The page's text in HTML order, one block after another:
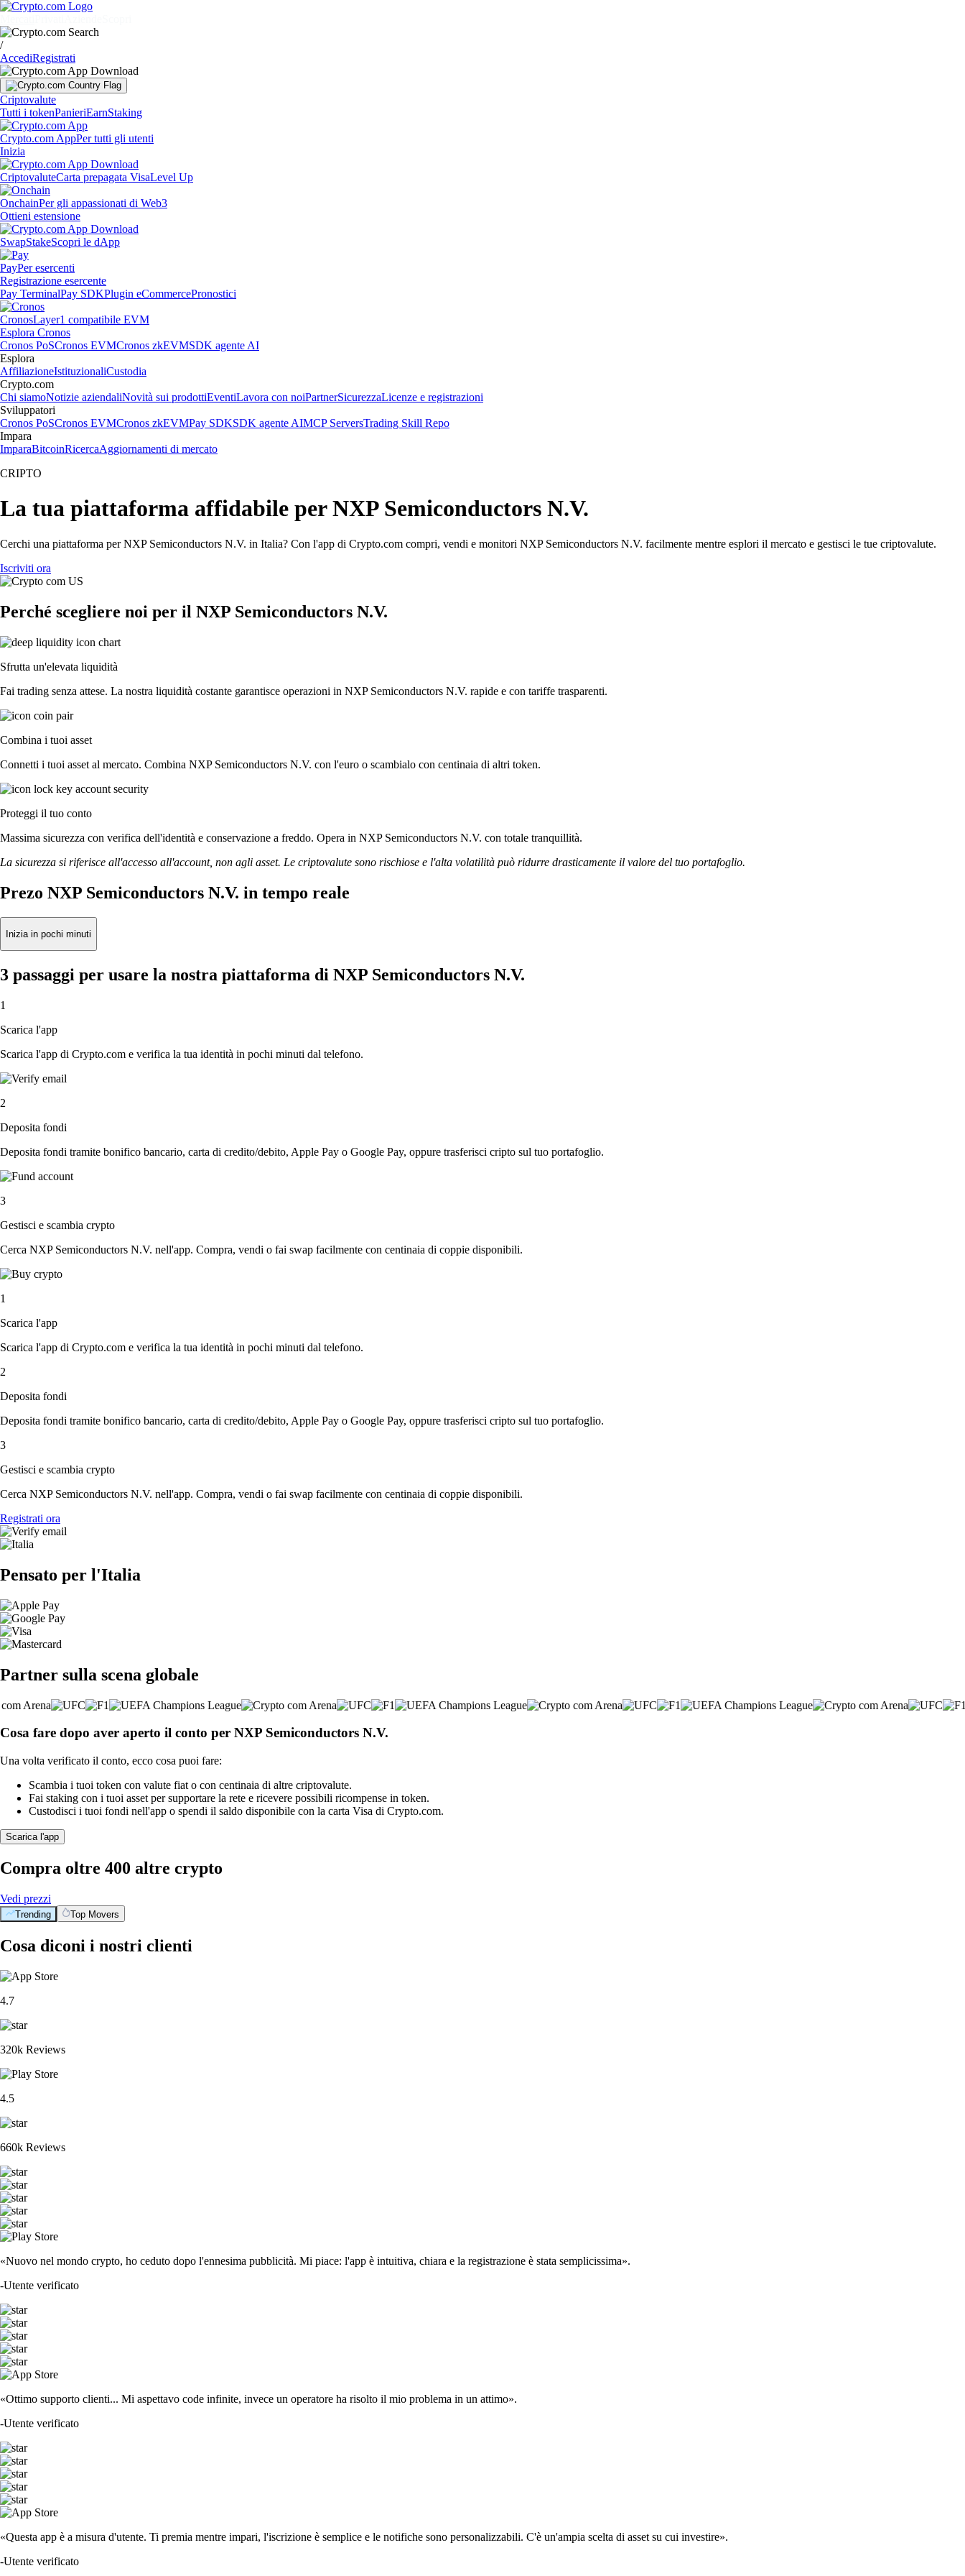
/
AccediRegistrati
Criptovalute
Tutti i tokenPanieriEarnStaking
Crypto.com AppPer tutti gli utenti
Inizia
CriptovaluteCarta prepagata VisaLevel Up
OnchainPer gli appassionati di Web3
Ottieni estensione
SwapStakeScopri le dApp
PayPer esercenti
Registrazione esercente
Pay TerminalPay SDKPlugin eCommercePronostici
CronosLayer1 compatibile EVM
Esplora Cronos
Cronos PoSCronos EVMCronos zkEVMSDK agente AI
Esplora
AffiliazioneIstituzionaliCustodia
Crypto.com
Chi siamoNotizie aziendaliNovità sui prodottiEventiLavora con noiPartnerSicurezzaLicenze e registrazioni
Sviluppatori
Cronos PoSCronos EVMCronos zkEVMPay SDKSDK agente AIMCP ServersTrading Skill Repo
Impara
ImparaBitcoinRicercaAggiornamenti di mercato
CRIPTO
La tua piattaforma affidabile per NXP Semiconductors N.V.
Cerchi una piattaforma per NXP Semiconductors N.V. in Italia? Con l'app di Crypto.com compri, vendi e monitori NXP Semiconductors N.V. facilmente mentre esplori il mercato e gestisci le tue criptovalute.
Iscriviti ora
Perché scegliere noi per il NXP Semiconductors N.V.
Sfrutta un'elevata liquidità
Fai trading senza attese. La nostra liquidità costante garantisce operazioni in NXP Semiconductors N.V. rapide e con tariffe trasparenti.
Combina i tuoi asset
Connetti i tuoi asset al mercato. Combina NXP Semiconductors N.V. con l'euro o scambialo con centinaia di altri token.
Proteggi il tuo conto
Massima sicurezza con verifica dell'identità e conservazione a freddo. Opera in NXP Semiconductors N.V. con totale tranquillità.
La sicurezza si riferisce all'accesso all'account, non agli asset. Le criptovalute sono rischiose e l'alta volatilità può ridurre drasticamente il valore del tuo portafoglio.
Prezo NXP Semiconductors N.V. in tempo reale
Inizia in pochi minuti
3 passaggi per usare la nostra piattaforma di NXP Semiconductors N.V.
1
Scarica l'app
Scarica l'app di Crypto.com e verifica la tua identità in pochi minuti dal telefono.
2
Deposita fondi
Deposita fondi tramite bonifico bancario, carta di credito/debito, Apple Pay o Google Pay, oppure trasferisci cripto sul tuo portafoglio.
3
Gestisci e scambia crypto
Cerca NXP Semiconductors N.V. nell'app. Compra, vendi o fai swap facilmente con centinaia di coppie disponibili.
1
Scarica l'app
Scarica l'app di Crypto.com e verifica la tua identità in pochi minuti dal telefono.
2
Deposita fondi
Deposita fondi tramite bonifico bancario, carta di credito/debito, Apple Pay o Google Pay, oppure trasferisci cripto sul tuo portafoglio.
3
Gestisci e scambia crypto
Cerca NXP Semiconductors N.V. nell'app. Compra, vendi o fai swap facilmente con centinaia di coppie disponibili.
Registrati ora
Pensato per l'Italia
Partner sulla scena globale
Cosa fare dopo aver aperto il conto per NXP Semiconductors N.V.
Una volta verificato il conto, ecco cosa puoi fare:
Scambia i tuoi token con valute fiat o con centinaia di altre criptovalute.
Fai staking con i tuoi asset per supportare la rete e ricevere possibili ricompense in token.
Custodisci i tuoi fondi nell'app o spendi il saldo disponibile con la carta Visa di Crypto.com.
Scarica l'app
Compra oltre 400 altre crypto
Vedi prezzi
Trending Top Movers
Cosa diconi i nostri clienti
4.7
320k Reviews
4.5
660k Reviews
«Nuovo nel mondo crypto, ho ceduto dopo l'ennesima pubblicità. Mi piace: l'app è intuitiva, chiara e la registrazione è stata semplicissima».
-Utente verificato
«Ottimo supporto clienti... Mi aspettavo code infinite, invece un operatore ha risolto il mio problema in un attimo».
-Utente verificato
«Questa app è a misura d'utente. Ti premia mentre impari, l'iscrizione è semplice e le notifiche sono personalizzabili. C'è un'ampia scelta di asset su cui investire».
-Utente verificato